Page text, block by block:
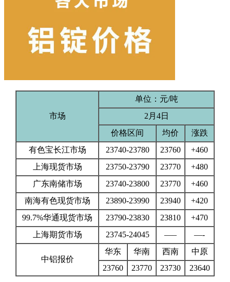
市场
单位：元/吨
2月4日
价格区间
均价
涨跌
有色宝长江市场
23740-23780 23760
+460
上海现货市场
23750-23790 23770
+480
广东南储市场
23740-23800 23770
+460
南海有色现货市场
23890-23990 23940
+420
99.7%华通现货市场
23790-23830 23810
+470
上海期货市场
23745-24045 —– —-
中铝报价
华东 华南 西南
中原
23760
23770 23730 23640